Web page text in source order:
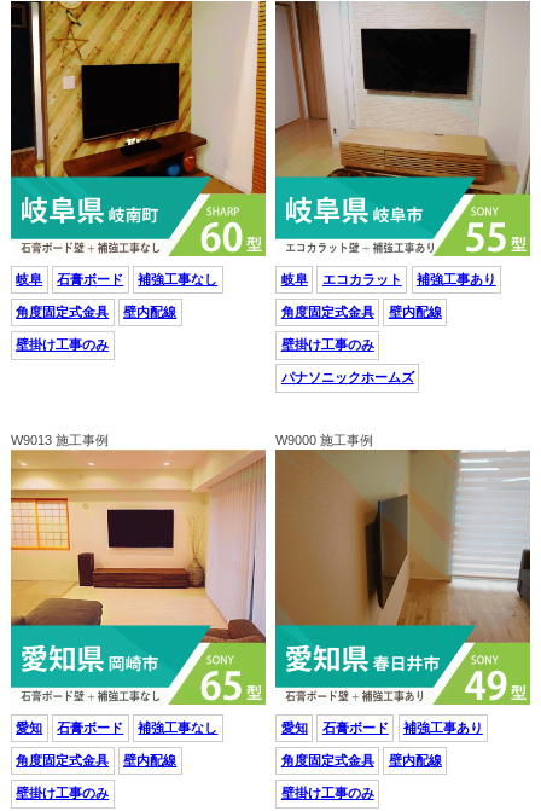
岐阜 石膏ボード 補強工事なし
角度固定式金具 壁内配線
壁掛け工事のみ
岐阜 エコカラット 補強工事あり
角度固定式金具 壁内配線
壁掛け工事のみ
パナソニックホームズ
W9013 施工事例
愛知 石膏ボード 補強工事なし
角度固定式金具 壁内配線
壁掛け工事のみ
W9000 施工事例
愛知 石膏ボード 補強工事あり
角度固定式金具 壁内配線
壁掛け工事のみ